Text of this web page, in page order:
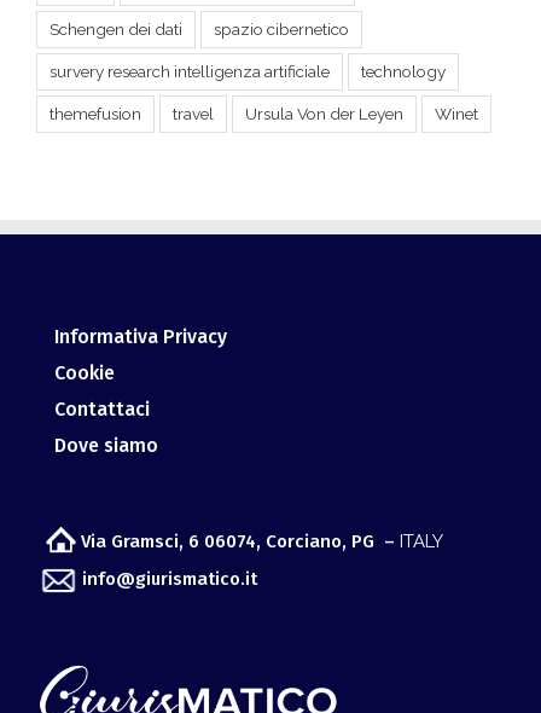
themefusion travel Ursula Von der Leyen
Informativa Privacy
Dove siamo
Via Gramsci, 6 06074, Corciano, PG –
Osservatorio per lo sviluppo Meta Giuridico